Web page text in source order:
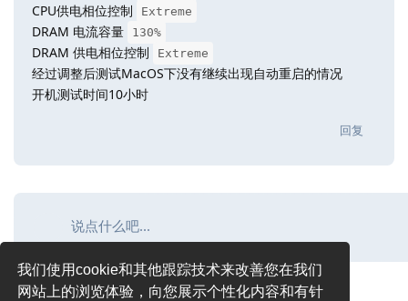
我们使用cookie和其他跟踪技术来改善您在我们
网站上的浏览体验，向您展示个性化内容和有针
CPU供电相位控制 Extreme
DRAM 电流容量 130%
DRAM 供电相位控制 Extreme
经过调整后测试MacOS下没有继续出现自动重启的情况
开机测试时间10小时
回复
说点什么吧...